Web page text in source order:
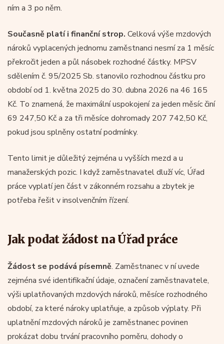
ním a 3 po něm.
Současně platí i finanční strop. Celková výše mzdových
nároků vyplacených jednomu zaměstnanci nesmí za 1 měsíc
překročit jeden a půl násobek rozhodné částky. MPSV
sdělením č. 95/2025 Sb. stanovilo rozhodnou částku pro
období od 1. května 2025 do 30. dubna 2026 na 46 165
Kč. To znamená, že maximální uspokojení za jeden měsíc činí
69 247,50 Kč a za tři měsíce dohromady 207 742,50 Kč,
pokud jsou splněny ostatní podmínky.
Tento limit je důležitý zejména u vyšších mezd a u
manažerských pozic. I když zaměstnavatel dluží víc, Úřad
práce vyplatí jen část v zákonném rozsahu a zbytek je
potřeba řešit v insolvenčním řízení.
Jak podat žádost na Úřad práce
Žádost se podává písemně. Zaměstnanec v ní uvede
zejména své identifikační údaje, označení zaměstnavatele,
výši uplatňovaných mzdových nároků, měsíce rozhodného
období, za které nároky uplatňuje, a způsob výplaty. Při
uplatnění mzdových nároků je zaměstnanec povinen
prokázat dobu trvání pracovního poměru, dohody o